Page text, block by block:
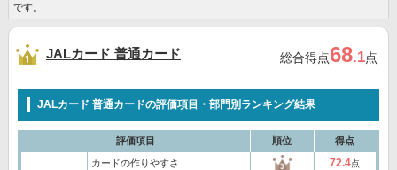
です。
JALカード 普通カード 総合得点68.1点
JALカード 普通カードの評価項目・部門別ランキング結果
評価項目 順位 得点
カードの作りやすさ 72.4点